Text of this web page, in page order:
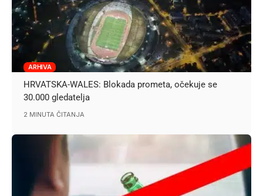
ARHIVA
HRVATSKA-WALES: Blokada prometa, očekuje se
30.000 gledatelja
2 MINUTA ČITANJA